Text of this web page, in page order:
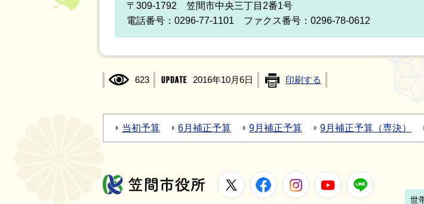
〒309-1792 笠間市中央三丁目2番1号
電話番号：0296-77-1101 ファクス番号：0296-78-0612
623 2016年10月6日 印刷する
当初予算 6月補正予算 9月補正予算 9月補正予算（専決）
笠間市役所
X FacebookInstagramYoutube